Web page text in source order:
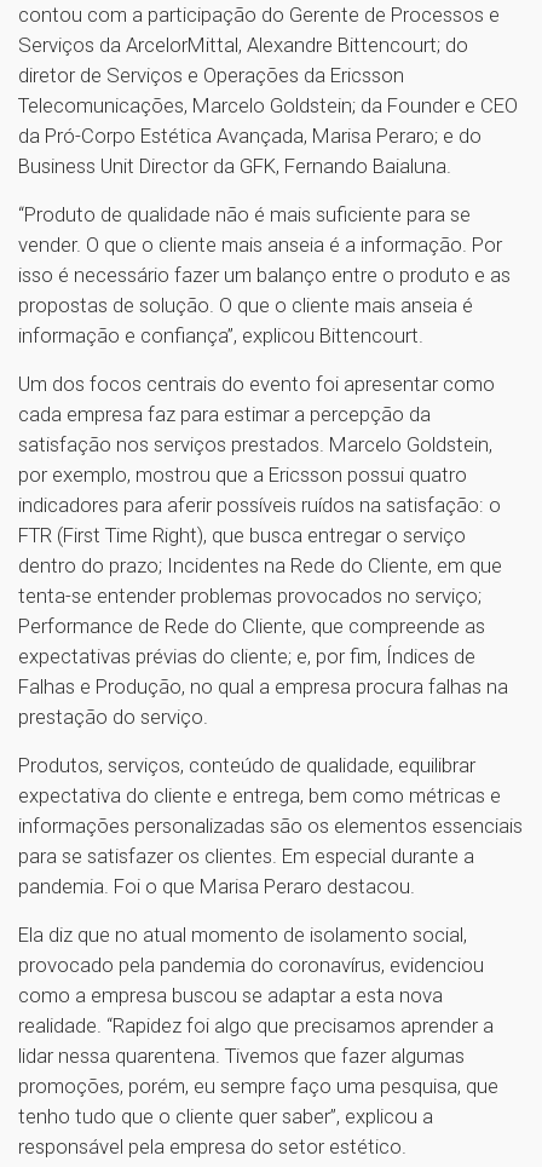
contou com a participação do Gerente de Processos e
Serviços da ArcelorMittal, Alexandre Bittencourt; do
diretor de Serviços e Operações da Ericsson
Telecomunicações, Marcelo Goldstein; da Founder e CEO
da Pró-Corpo Estética Avançada, Marisa Peraro; e do
Business Unit Director da GFK, Fernando Baialuna.
“Produto de qualidade não é mais suficiente para se
vender. O que o cliente mais anseia é a informação. Por
isso é necessário fazer um balanço entre o produto e as
propostas de solução. O que o cliente mais anseia é
informação e confiança”, explicou Bittencourt.
Um dos focos centrais do evento foi apresentar como
cada empresa faz para estimar a percepção da
satisfação nos serviços prestados. Marcelo Goldstein,
por exemplo, mostrou que a Ericsson possui quatro
indicadores para aferir possíveis ruídos na satisfação: o
FTR (First Time Right), que busca entregar o serviço
dentro do prazo; Incidentes na Rede do Cliente, em que
tenta-se entender problemas provocados no serviço;
Performance de Rede do Cliente, que compreende as
expectativas prévias do cliente; e, por fim, Índices de
Falhas e Produção, no qual a empresa procura falhas na
prestação do serviço.
Produtos, serviços, conteúdo de qualidade, equilibrar
expectativa do cliente e entrega, bem como métricas e
informações personalizadas são os elementos essenciais
para se satisfazer os clientes. Em especial durante a
pandemia. Foi o que Marisa Peraro destacou.
Ela diz que no atual momento de isolamento social,
provocado pela pandemia do coronavírus, evidenciou
como a empresa buscou se adaptar a esta nova
realidade. “Rapidez foi algo que precisamos aprender a
lidar nessa quarentena. Tivemos que fazer algumas
promoções, porém, eu sempre faço uma pesquisa, que
tenho tudo que o cliente quer saber”, explicou a
responsável pela empresa do setor estético.